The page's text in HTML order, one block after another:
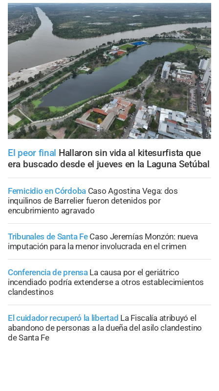
El peor final Hallaron sin vida al kitesurfista que
era buscado desde el jueves en la Laguna Setúbal
Femicidio en Córdoba Caso Agostina Vega: dos
inquilinos de Barrelier fueron detenidos por
encubrimiento agravado
Tribunales de Santa Fe Caso Jeremías Monzón: nueva
imputación para la menor involucrada en el crimen
Conferencia de prensa La causa por el geriátrico
incendiado podría extenderse a otros establecimientos
clandestinos
El cuidador recuperó la libertad La Fiscalía atribuyó el
abandono de personas a la dueña del asilo clandestino
de Santa Fe